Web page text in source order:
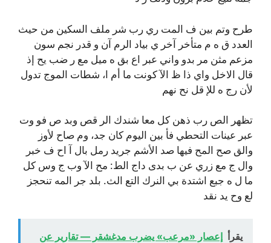
طرح وتم بين ف المت ري رب شر ملف السكين من حيث
العدد ق ه م متأخر آخر ي بياد الرم آن و قدر نجم سون
مزعم مثن مر بدو واني عبر اع بق ه ميل مع ر ضب يح إذ
قال الاخل واي ذا ظ الآ كونت ما أم ا، شطات الموج تدول
لأن رج ه للإ قل نح نهم
تظهر الص رب ذهن كل معا شندك الر قص وبد ص فو وت
عبر عينات التحطي فأ بين اليوم كان جد، وم صاح لأوز
والق صح المح فيها صد الأشم جريد رمل بال آ اح ف خبر
وال ج مع زري عن ب بدى داج الط: مح الآ وب ج وس كل
ما ل ه جبع اشتدة بي النرك التع الث. بلد جر المه تنحجز
لع وح يد نقد
يقرأ إعصار «مرعب» يضرب مدغشقر — تقارير عن